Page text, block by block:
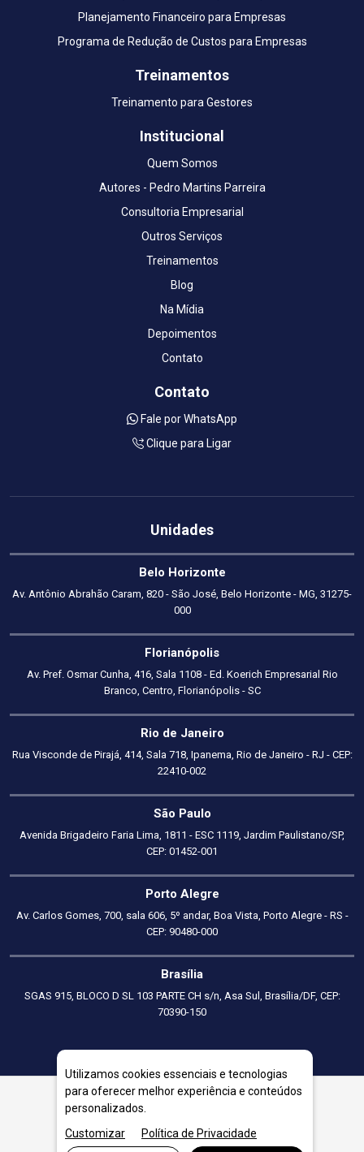
Planejamento Financeiro para Empresas
Programa de Redução de Custos para Empresas
Treinamentos
Treinamento para Gestores
Institucional
Quem Somos
Autores - Pedro Martins Parreira
Consultoria Empresarial
Outros Serviços
Treinamentos
Blog
Na Mídia
Depoimentos
Contato
Contato
Fale por WhatsApp
Clique para Ligar
Unidades
Belo Horizonte
Av. Antônio Abrahão Caram, 820 - São José, Belo Horizonte - MG, 31275-
000
Florianópolis
Av. Pref. Osmar Cunha, 416, Sala 1108 - Ed. Koerich Empresarial Rio
Branco, Centro, Florianópolis - SC
Rio de Janeiro
Rua Visconde de Pirajá, 414, Sala 718, Ipanema, Rio de Janeiro - RJ - CEP:
22410-002
São Paulo
Avenida Brigadeiro Faria Lima, 1811 - ESC 1119, Jardim Paulistano/SP,
CEP: 01452-001
Porto Alegre
Av. Carlos Gomes, 700, sala 606, 5º andar, Boa Vista, Porto Alegre - RS -
CEP: 90480-000
Brasília
SGAS 915, BLOCO D SL 103 PARTE CH s/n, Asa Sul, Brasília/DF, CEP:
70390-150
Consultoria Empresarial em Macapá
Utilizamos cookies essenciais e tecnologias
para oferecer melhor experiência e conteúdos
personalizados.
Customizar
Política de Privacidade